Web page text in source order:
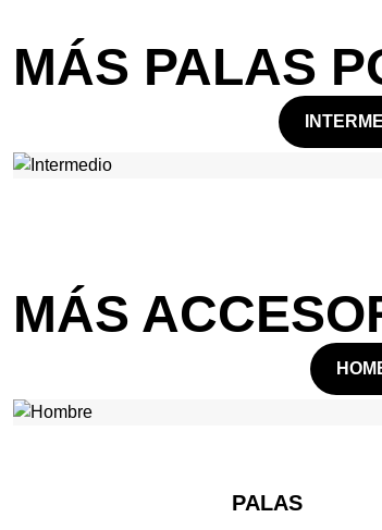
MÁS PALAS
MÁS
PALAS